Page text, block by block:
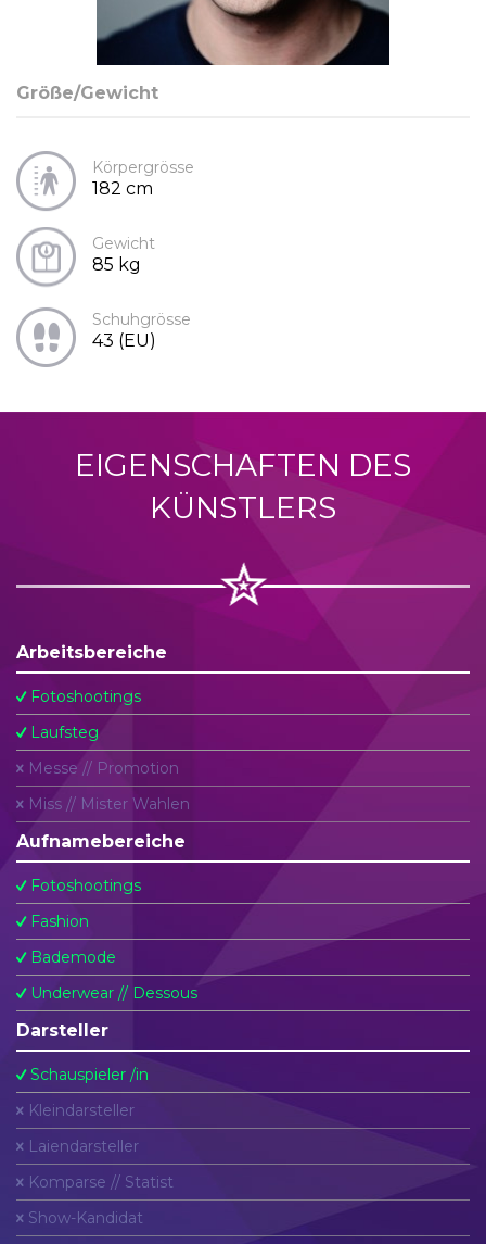
Größe/Gewicht
Körpergrösse
182 cm
Gewicht
85 kg
Schuhgrösse
43 (EU)
EIGENSCHAFTEN DES
KÜNSTLERS
Arbeitsbereiche
Fotoshootings
Laufsteg
Messe // Promotion
Miss // Mister Wahlen
Aufnamebereiche
Fotoshootings
Fashion
Bademode
Underwear // Dessous
Darsteller
Schauspieler /in
Kleindarsteller
Laiendarsteller
Komparse // Statist
Show-Kandidat